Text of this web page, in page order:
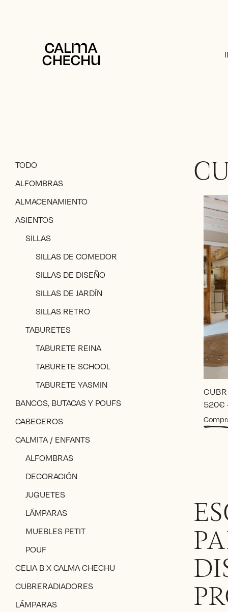
520€
TODO
ALFOMBRAS
ALMACENAMIENTO
ASIENTOS
SILLAS
SILLAS DE COMEDOR
SILLAS DE DISEÑO
SILLAS DE JARDÍN
SILLAS RETRO
TABURETES
TABURETE REINA
TABURETE SCHOOL
TABURETE YASMIN
BANCOS, BUTACAS Y POUFS
CABECEROS
CALMITA / ENFANTS
ALFOMBRAS
DECORACIÓN
JUGUETES
LÁMPARAS
MUEBLES PETIT
POUF
CELIA B X CALMA CHECHU
CUBRERADIADORES
LÁMPARAS